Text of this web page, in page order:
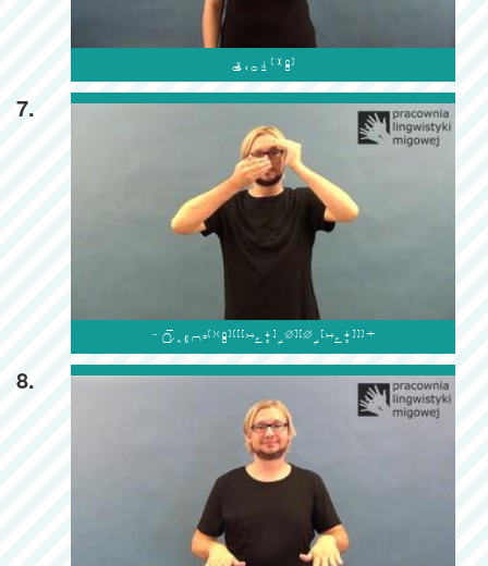

7.

8.